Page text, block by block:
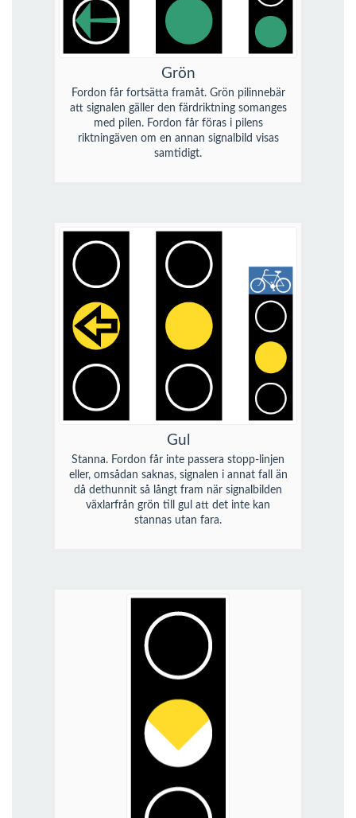
Grön
Fordon får fortsätta framåt. Grön pilinnebär
att signalen gäller den färdriktning somanges
med pilen. Fordon får föras i pilens
riktningäven om en annan signalbild visas
samtidigt.
Gul
Stanna. Fordon får inte passera stopp-linjen
eller, omsådan saknas, signalen i annat fall än
då dethunnit så långt fram när signalbilden
växlarfrån grön till gul att det inte kan
stannas utan fara.